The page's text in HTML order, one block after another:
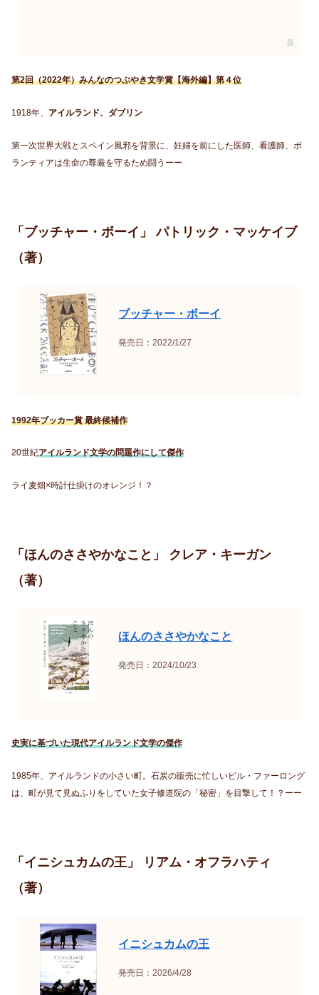
第2回（2022年）みんなのつぶやき文学賞【海外編】第４位
1918年、 アイルランド、ダブリン
第一次世界大戦とスペイン風邪を背景に、妊婦を前にした医師、看護師、ボ
ランティアは生命の尊厳を守るため闘うーー
「ブッチャー・ボーイ」 パトリック・マッケイブ
（著）
ブッチャー・ボーイ
発売日：2022/1/27
1992年ブッカー賞 最終候補作
20世紀アイルランド文学の問題作にして傑作
ライ麦畑×時計仕掛けのオレンジ！？
「ほんのささやかなこと」 クレア・キーガン
（著）
ほんのささやかなこと
発売日：2024/10/23
史実に基づいた現代アイルランド文学の傑作
1985年、アイルランドの小さい町。石炭の販売に忙しいビル・ファーロング
は、町が見て見ぬふりをしていた女子修道院の「秘密」を目撃して！？ーー
「イニシュカムの王」 リアム・オフラハティ
（著）
イニシュカムの王
発売日：2026/4/28